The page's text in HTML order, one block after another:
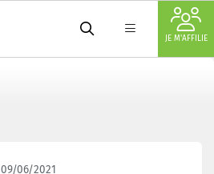
JE M'AFFILIE
09/06/2021